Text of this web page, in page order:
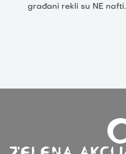
građani rekli su NE nafti.